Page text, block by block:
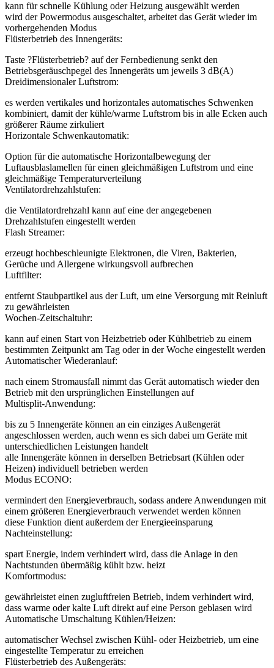
kann für schnelle Kühlung oder Heizung ausgewählt werden
wird der Powermodus ausgeschaltet, arbeitet das Gerät wieder im
vorhergehenden Modus
Flüsterbetrieb des Innengeräts:
Taste ?Flüsterbetrieb? auf der Fernbedienung senkt den
Betriebsgeräuschpegel des Innengeräts um jeweils 3 dB(A)
Dreidimensionaler Luftstrom:
es werden vertikales und horizontales automatisches Schwenken
kombiniert, damit der kühle/warme Luftstrom bis in alle Ecken auch
größerer Räume zirkuliert
Horizontale Schwenkautomatik:
Option für die automatische Horizontalbewegung der
Luftausblaslamellen für einen gleichmäßigen Luftstrom und eine
gleichmäßige Temperaturverteilung
Ventilatordrehzahlstufen:
die Ventilatordrehzahl kann auf eine der angegebenen
Drehzahlstufen eingestellt werden
Flash Streamer:
erzeugt hochbeschleunigte Elektronen, die Viren, Bakterien,
Gerüche und Allergene wirkungsvoll aufbrechen
Luftfilter:
entfernt Staubpartikel aus der Luft, um eine Versorgung mit Reinluft
zu gewährleisten
Wochen-Zeitschaltuhr:
kann auf einen Start von Heizbetrieb oder Kühlbetrieb zu einem
bestimmten Zeitpunkt am Tag oder in der Woche eingestellt werden
Automatischer Wiederanlauf:
nach einem Stromausfall nimmt das Gerät automatisch wieder den
Betrieb mit den ursprünglichen Einstellungen auf
Multisplit-Anwendung:
bis zu 5 Innengeräte können an ein einziges Außengerät
angeschlossen werden, auch wenn es sich dabei um Geräte mit
unterschiedlichen Leistungen handelt
alle Innengeräte können in derselben Betriebsart (Kühlen oder
Heizen) individuell betrieben werden
Modus ECONO:
vermindert den Energieverbrauch, sodass andere Anwendungen mit
einem größeren Energieverbrauch verwendet werden können
diese Funktion dient außerdem der Energieeinsparung
Nachteinstellung:
spart Energie, indem verhindert wird, dass die Anlage in den
Nachtstunden übermäßig kühlt bzw. heizt
Komfortmodus:
gewährleistet einen zugluftfreien Betrieb, indem verhindert wird,
dass warme oder kalte Luft direkt auf eine Person geblasen wird
Automatische Umschaltung Kühlen/Heizen:
automatischer Wechsel zwischen Kühl- oder Heizbetrieb, um eine
eingestellte Temperatur zu erreichen
Flüsterbetrieb des Außengeräts: